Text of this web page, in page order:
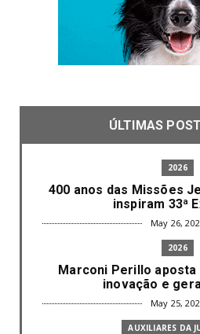
ÚLTIMAS
2026
400 anos das Missões
inspiram 33ª
May 26,
2026
Marconi Perillo
inovação e
May 25,
AUXILIARES DA